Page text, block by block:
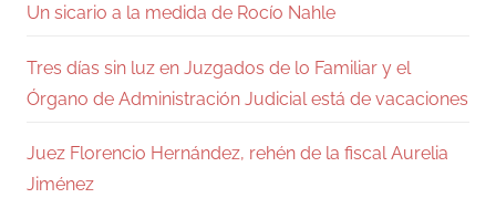
Un sicario a la medida de Rocío Nahle
Tres días sin luz en Juzgados de lo Familiar y el
Órgano de Administración Judicial está de vacaciones
Juez Florencio Hernández, rehén de la fiscal Aurelia
Jiménez